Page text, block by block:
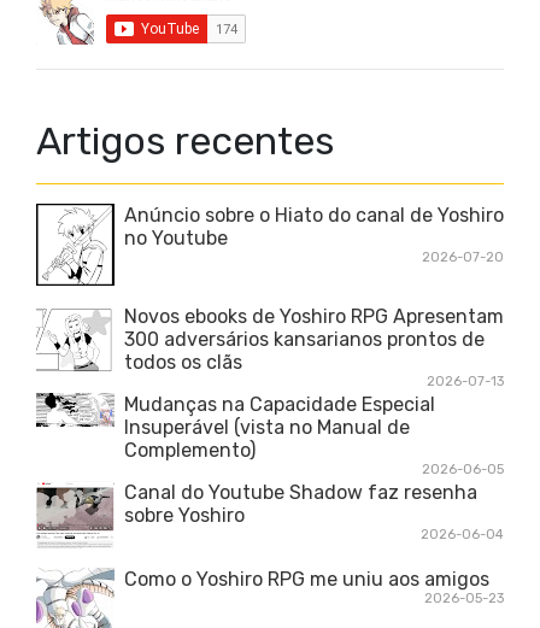
Artigos recentes
Anúncio sobre o Hiato do canal de Yoshiro
no Youtube
2026-07-20
Novos ebooks de Yoshiro RPG Apresentam
300 adversários kansarianos prontos de
todos os clãs
2026-07-13
Mudanças na Capacidade Especial
Insuperável (vista no Manual de
Complemento)
2026-06-05
Canal do Youtube Shadow faz resenha
sobre Yoshiro
2026-06-04
Como o Yoshiro RPG me uniu aos amigos
2026-05-23